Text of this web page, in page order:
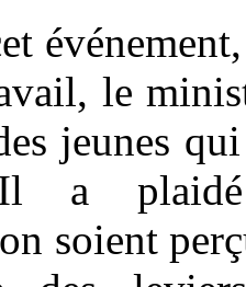
le
jeunes
Il a
soient